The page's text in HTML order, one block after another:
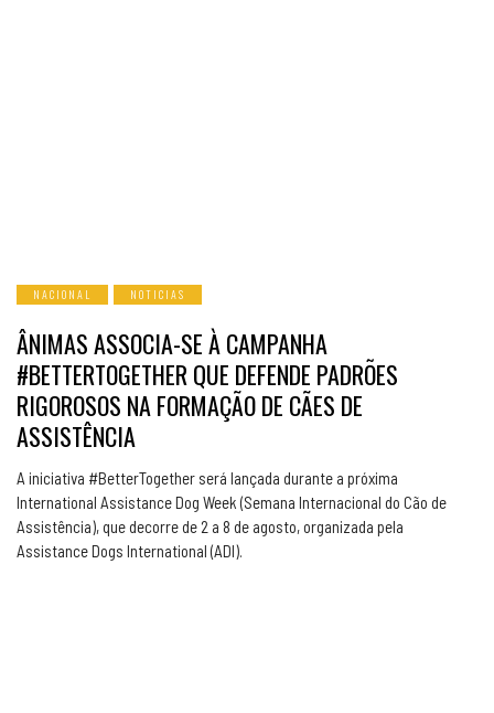
NACIONAL NOTICIAS
ÂNIMAS ASSOCIA-SE À CAMPANHA
#BETTERTOGETHER QUE DEFENDE PADRÕES
RIGOROSOS NA FORMAÇÃO DE CÃES DE
ASSISTÊNCIA
A iniciativa #BetterTogether será lançada durante a próxima
International Assistance Dog Week (Semana Internacional do Cão de
Assistência), que decorre de 2 a 8 de agosto, organizada pela
Assistance Dogs International (ADI).